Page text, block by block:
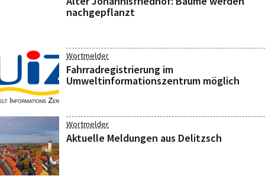
nachgepflanzt
Wortmelder
Fahrradregistrierung im
Umweltinformationszentrum möglich
Wortmelder
Aktuelle Meldungen aus Delitzsch